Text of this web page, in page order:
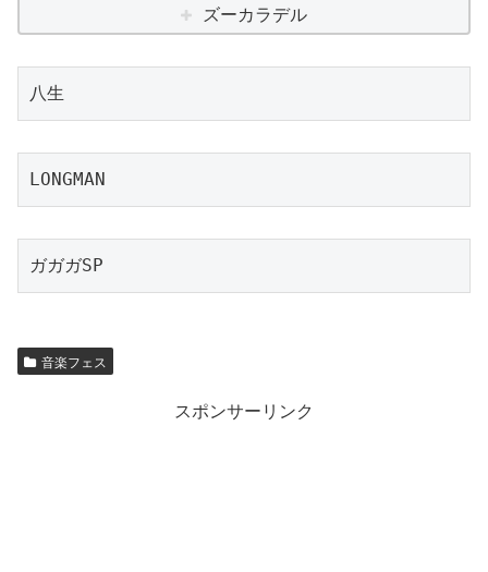
ズーカラデル
八生
LONGMAN
ガガガSP
音楽フェス
スポンサーリンク